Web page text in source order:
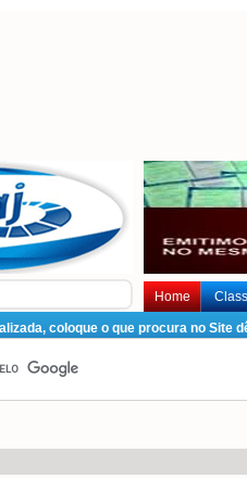
Home
coloque o que procura no Site